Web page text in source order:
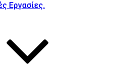
Εργασίες.